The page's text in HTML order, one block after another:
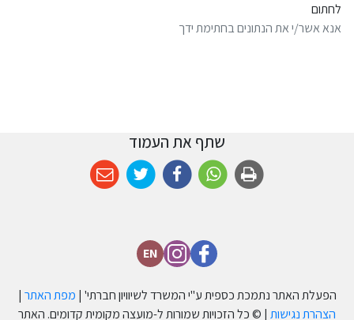
לחתום
אנא אשר/י את הנתונים בחתימת ידך
שתף את העמוד
EN
הפעלת האתר נתמכת כספית ע''י המשרד לשיוויון חברתי' | מפת האתר |
הצהרת נגישות | © כל הזכויות שמורות ל-מועצה מקומית קדומים. האתר